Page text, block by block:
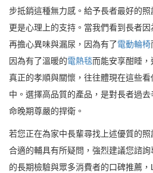
步抵銷這種無力感。給予長者最好的照
更是心理上的支持。當我們看到長者
再擔心異味與漏尿，因為有了電動輪椅
因為有了溫暖的電熱毯而能安享酣睡，
真正的孝順與關懷，往往體現在這些
中。選擇高品質的產品，是對長者過
命晚期尊嚴的捍衛。
若您正在為家中長輩尋找上述優質的
合適的輔具有所疑問，強烈建議您諮
的長期檢驗與眾多消費者的口碑推薦